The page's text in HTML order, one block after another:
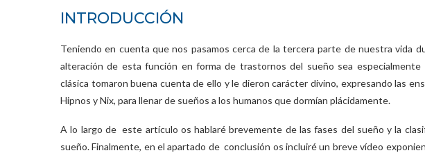
INTRODUCCIÓN
Teniendo en cuenta que nos pasamos cerca de la tercera parte de nuestra vida
alteración de esta función en forma de trastornos del sueño sea especialmente
clásica tomaron buena cuenta de ello y le dieron carácter divino, expresando las
Hipnos y Nix, para llenar de sueños a los humanos que dormían plácidamente.
A lo largo de este artículo os hablaré brevemente de las fases del sueño y la
sueño. Finalmente, en el apartado de conclusión os incluiré un breve vídeo